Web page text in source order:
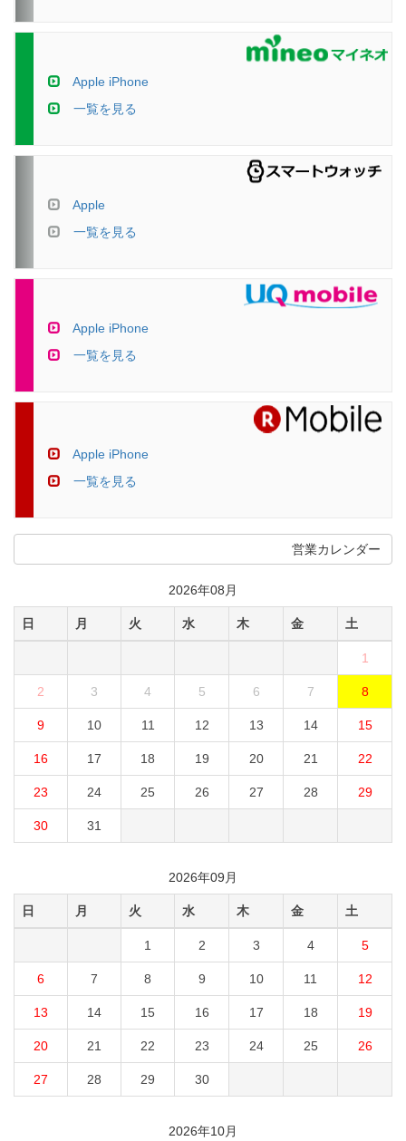
Apple iPhone
一覧を見る
Apple
一覧を見る
Apple iPhone
一覧を見る
Apple iPhone
一覧を見る
営業カレンダー
2026年08月
日 月 火 水 木 金 土
1
2 3 4 5 6 7 8
9 10 11 12 13 14 15
16 17 18 19 20 21 22
23 24 25 26 27 28 29
30 31
2026年09月
日 月 火 水 木 金 土
1 2 3 4 5
6 7 8 9 10 11 12
13 14 15 16 17 18 19
20 21 22 23 24 25 26
27 28 29 30
2026年10月